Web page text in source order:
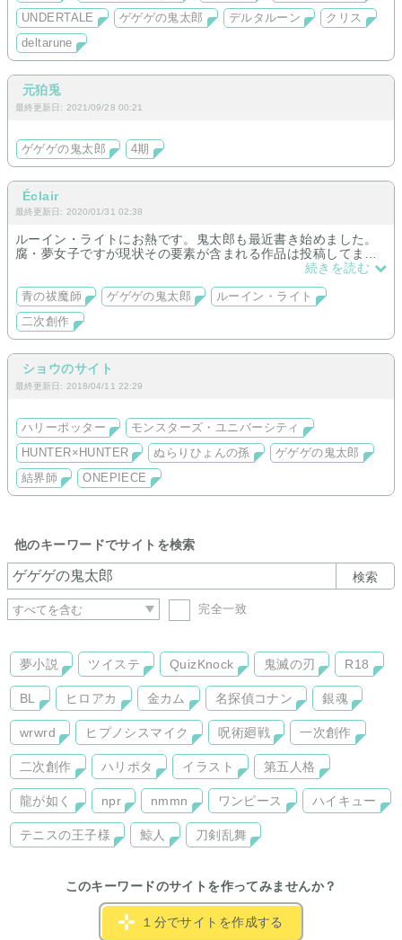
UNDERTALE
ゲゲゲの鬼太郎 デルタルーン
クリス
deltarune
元狛兎
最終更新日: 2021/09/28 00:21
ゲゲゲの鬼太郎 4期
Éclair
最終更新日: 2020/01/31 02:38
ルーイン・ライトにお熱です。鬼太郎も最近書き始めました。
腐・夢女子ですが現状その要素が含まれる作品は投稿してませ
続きを読む
青の祓魔師 ゲゲゲの鬼太郎
ルーイン・ライト
二次創作
ショウのサイト
最終更新日: 2018/04/11 22:29
ハリーポッター
モンスターズ・ユニバーシティ
HUNTER×HUNTER
ぬらりひょんの孫
ゲゲゲの鬼太郎
結界師
ONEPIECE
他のキーワードでサイトを検索
検索
完全一致
夢小説 ツイステ QuizKnock 鬼滅の刃 R18
BL ヒロアカ 金カム 名探偵コナン 銀魂
wrwrd ヒプノシスマイク 呪術廻戦 一次創作
二次創作 ハリポタ イラスト 第五人格
龍が如く npr nmmn ワンピース ハイキュー
テニスの王子様 鯨人 刀剣乱舞
このキーワードのサイトを作ってみませんか？
１分でサイトを作成する